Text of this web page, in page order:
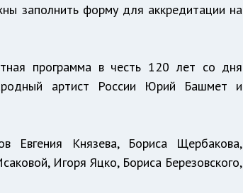
заполнить форму для аккредитации на
программа в честь 120 лет со дня
артист России Юрий Башмет и
Евгения Князева, Бориса Щербакова,
Игоря Яцко, Бориса Березовского,